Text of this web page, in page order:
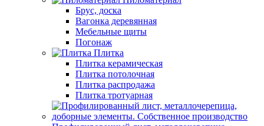
Брус, доска
Вагонка деревянная
Мебельные щиты
Погонаж
Плитка
Плитка керамическая
Плитка потолочная
Плитка распродажа
Плитка тротуарная